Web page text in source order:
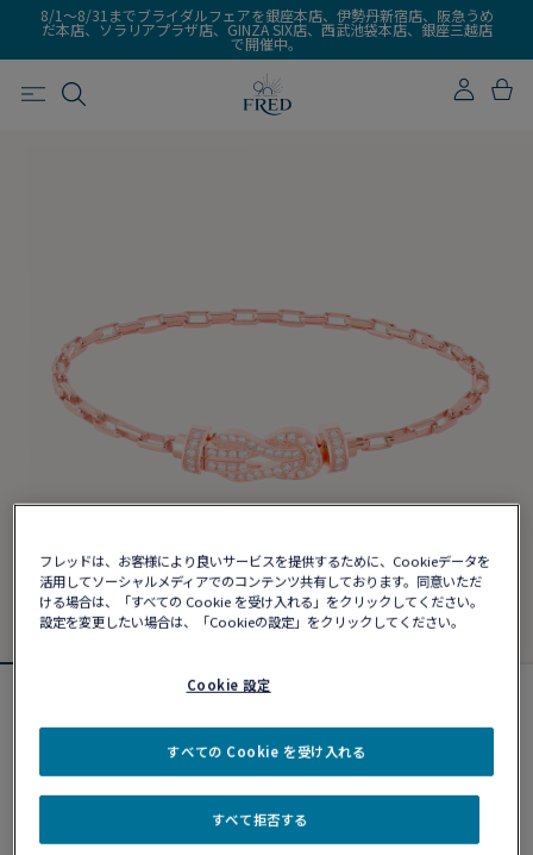
8/1～8/31までブライダルフェアを銀座本店、伊勢丹新宿店、阪急うめ
だ本店、ソラリアプラザ店、GINZA SIX店、西武池袋本店、銀座三越店
で開催中。
シャンス アンフィニ ブレスレット
カスタマイズ
フレッドは、お客様により良いサービスを提供するために、Cookieデータを
活用してソーシャルメディアでのコンテンツ共有しております。同意いただ
ける場合は、「すべての Cookie を受け入れる」をクリックしてください。
設定を変更したい場合は、「Cookieの設定」をクリックしてください。
Cookie 設定
すべて拒否する
すべての Cookie を受け入れる